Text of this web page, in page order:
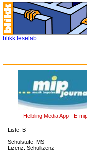
blikk leselab
Helbling Media App - E-mip
Liste: B
Schulstufe: MS
Lizenz: Schullizenz